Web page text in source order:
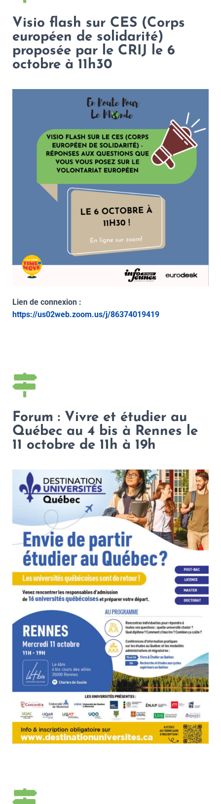
Visio flash sur CES (Corps
européen de solidarité)
proposée par le CRIJ le 6
octobre à 11h30
Lien de connexion :
https://us02web.zoom.us/j/86374019419
Forum : Vivre et étudier au
Québec au 4 bis à Rennes le
11 octobre de 11h à 19h